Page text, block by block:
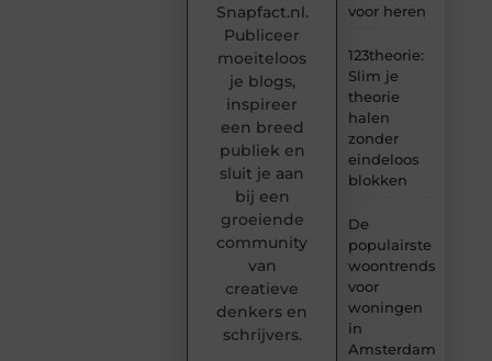
voor heren
123theorie:
Slim je
theorie
halen
zonder
eindeloos
blokken
De
populairste
woontrends
voor
woningen
in
Amsterdam
Snapfact.nl.
Publiceer
moeiteloos
je blogs,
inspireer
een breed
publiek en
sluit je aan
bij een
groeiende
community
van
creatieve
denkers en
schrijvers.